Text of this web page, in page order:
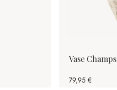
Vase Champs
79,95 €